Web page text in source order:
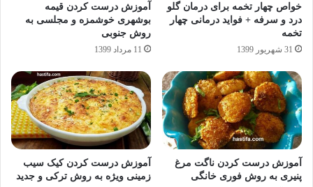
خواص چهار تخمه برای درمان گلو
درد و سرفه + فواید درمانی چهار
تخمه
31 شهریور 1399
آموزش درست کردن قیمه
بوشهری خوشمزه و مجلسی به
روش جنوبی
11 مرداد 1399
آموزش درست کردن ناگت مرغ
پنیری به روش فوری خانگی
آموزش درست کردن کیک سیب
زمینی ویژه به روش ترکی و جدید